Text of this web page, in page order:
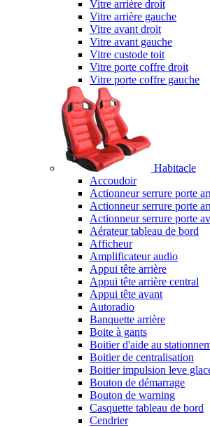
Vitre arrière droit
Vitre arrière gauche
Vitre avant droit
Vitre avant gauche
Vitre custode toit
Vitre porte coffre droit
Vitre porte coffre gauche
Habitacle
Accoudoir
Actionneur serrure porte
Actionneur serrure porte
Actionneur serrure porte
Aérateur tableau de bord
Afficheur
Amplificateur audio
Appui tête arrière
Appui tête arrière central
Appui tête avant
Autoradio
Banquette arrière
Boite à gants
Boitier d'aide au
Boitier de centralisation
Boitier impulsion leve
Bouton de démarrage
Bouton de warning
Casquette tableau de bord
Cendrier